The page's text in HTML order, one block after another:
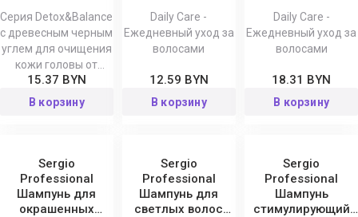
восстанавливающий
Detox&Balance,
250 мл
Серия Detox&Balance
с древесным черным
углем для очищения
кожи головы от
Sergio Professional
15.37 BYN
В корзину
Daily Care
Daily Care -
Ежедневный уход за
волосами
12.59 BYN
В корзину
без SLES Daily
Care, 250 мл
Daily Care -
Ежедневный уход за
волосами
18.31 BYN
В корзину
Sergio
Professional
Шампунь для
окрашенных
Sergio
Professional
Шампунь для
светлых волос
Sergio
Professional
Шампунь
стимулирующий